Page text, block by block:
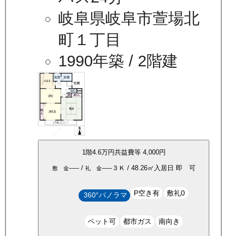
岐阜県岐阜市萱場北
町１丁目
1990年築 / 2階建
1 階4.6万円共益費等 4,000円
敷 金-----/ 礼 金-----３Ｋ / 48.26㎡ 入居日 即 可
360°パノラマ P空き有 敷礼0
ペット可 都市ガス 南向き